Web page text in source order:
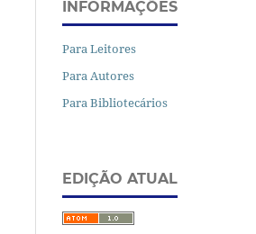
INFORMAÇÕES
Para Leitores
Para Autores
Para Bibliotecários
EDIÇÃO ATUAL